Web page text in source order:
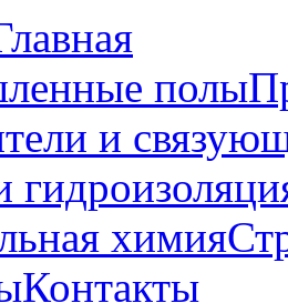
полы
и
химия
Контакты